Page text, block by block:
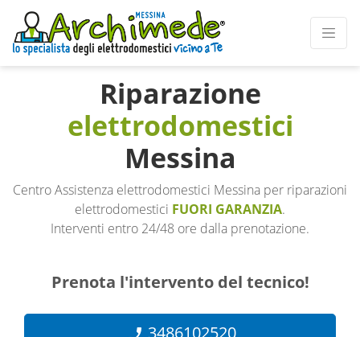
Riparazione
elettrodomestici
Messina
Centro Assistenza elettrodomestici Messina per riparazioni
elettrodomestici FUORI GARANZIA.
Interventi entro 24/48 ore dalla prenotazione.
Prenota l'intervento del tecnico!
3486102520